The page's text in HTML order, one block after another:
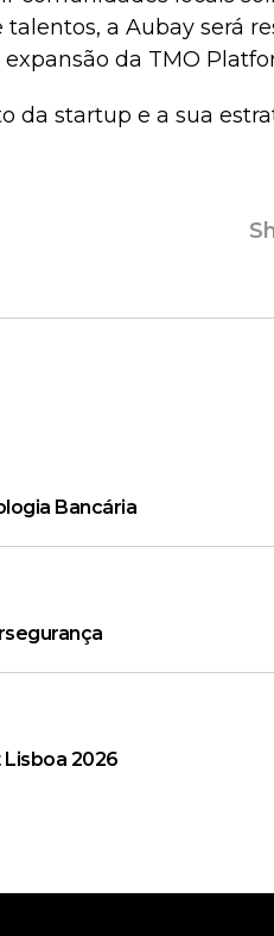
a Aubay será
da TMO
da startup e a sua
Bancária
2026